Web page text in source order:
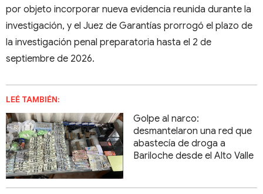
por objeto incorporar nueva evidencia reunida durante la
investigación, y el Juez de Garantías prorrogó el plazo de
la investigación penal preparatoria hasta el 2 de
septiembre de 2026.
LEÉ TAMBIÉN:
​​​​​​​Golpe al narco:
desmantelaron una red que
abastecía de droga a
Bariloche desde el Alto Valle